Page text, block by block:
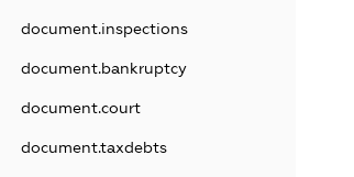
document.inspections
document.bankruptcy
document.court
document.taxdebts